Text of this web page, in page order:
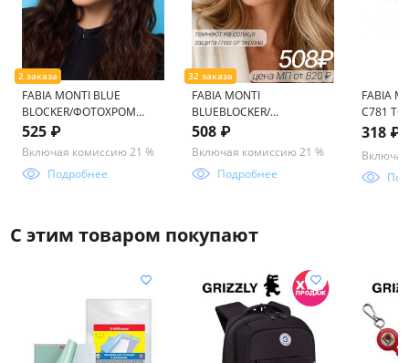
FABIA MONTI BLUE
BLOCKER/ФОТОХРОМ
FM517 57-18-145
525 ₽
Включая комиссию 21 %
Подробнее
FABIA MONTI
BLUEBLOCKER/
ФОТОХРОМ FM457 55-17-
136
508 ₽
Включая комиссию 21 %
Подробнее
FABIA
C781
145
318 ₽
С этим товаром покупают